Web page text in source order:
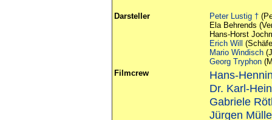
Darsteller Peter Lustig †
Ela Behrends
Hans-Horst
Erich Will
Mario Windisch
Georg Tryphon
Filmcrew
Hans-
Dr. Karl-
Gabriele
Jürgen